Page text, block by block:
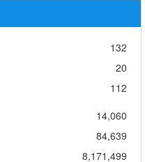
132
20
112
14,060
84,639
8,171,499